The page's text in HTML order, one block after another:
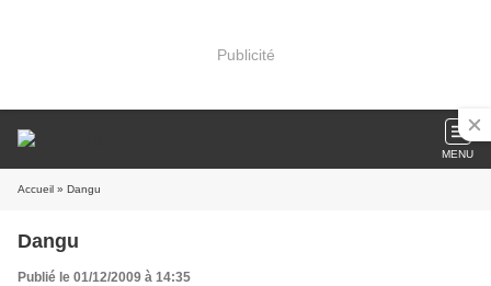
Publicité
MENU
Accueil » Dangu
Dangu
Publié le 01/12/2009 à 14:35